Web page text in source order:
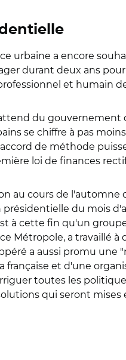
urbaine a encore
durant deux ans
et humain
du
se chiffre à pas
de méthode
loi de finances
au cours de
présidentielle du mois
à cette fin qu'un
Métropole, a travaillé
a aussi promu une
française et d'une
toutes les
qui seront